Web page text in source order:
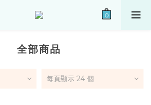
全部商品
每頁顯示 24 個